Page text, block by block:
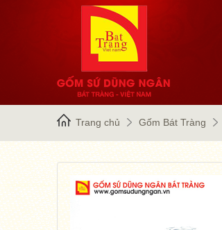
Trang chủ Gốm Bát Tràng